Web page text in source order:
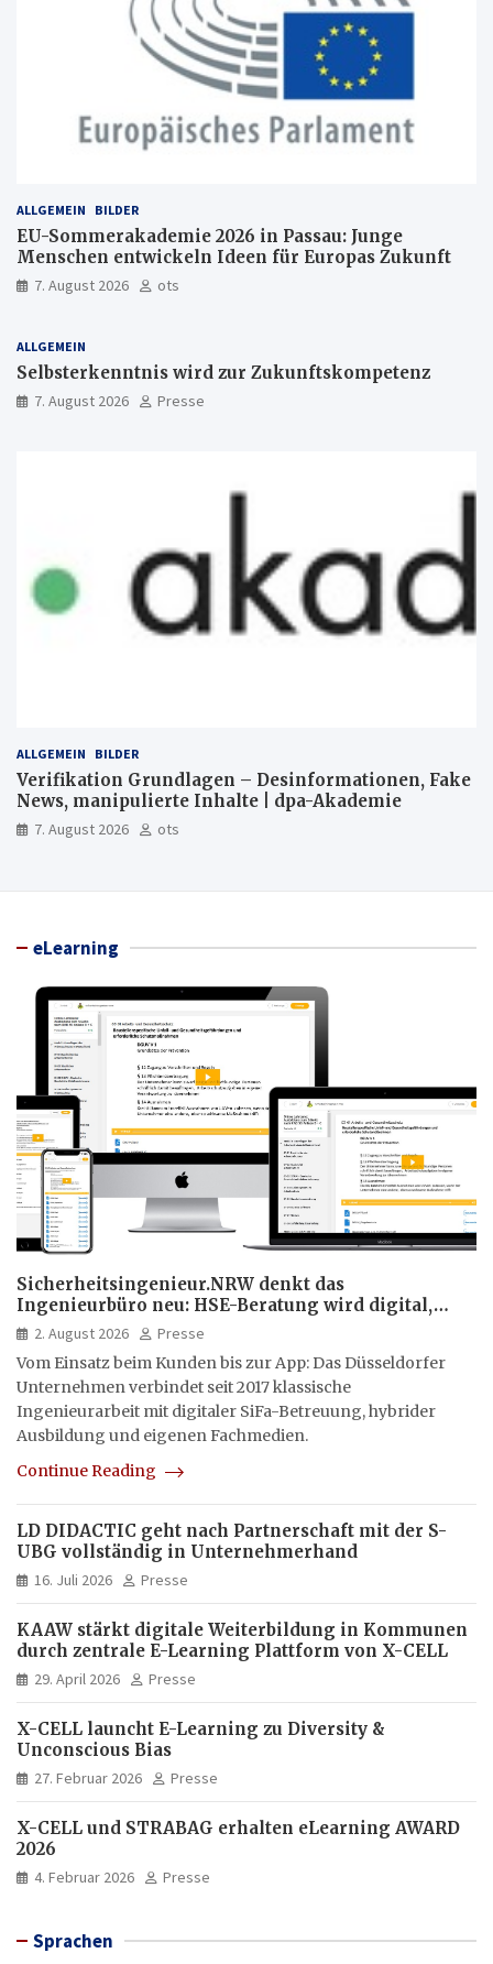
ALLGEMEIN BILDER
EU-Sommerakademie 2026 in Passau: Junge
Menschen entwickeln Ideen für Europas Zukunft
7. August 2026 ots
ALLGEMEIN
Selbsterkenntnis wird zur Zukunftskompetenz
7. August 2026 Presse
ALLGEMEIN BILDER
Verifikation Grundlagen – Desinformationen, Fake
News, manipulierte Inhalte | dpa-Akademie
7. August 2026 ots
eLearning
Sicherheitsingenieur.NRW denkt das
Ingenieurbüro neu: HSE-Beratung wird digital,
hybrid und multimedial
2. August 2026
Presse
Vom Einsatz beim Kunden bis zur App: Das Düsseldorfer
Unternehmen verbindet seit 2017 klassische
Ingenieurarbeit mit digitaler SiFa-Betreuung, hybrider
Ausbildung und eigenen Fachmedien.
Continue Reading
LD DIDACTIC geht nach Partnerschaft mit der S-
UBG vollständig in Unternehmerhand
16. Juli 2026 Presse
KAAW stärkt digitale Weiterbildung in Kommunen
durch zentrale E-Learning Plattform von X-CELL
29. April 2026 Presse
X-CELL launcht E-Learning zu Diversity &
Unconscious Bias
27. Februar 2026 Presse
X-CELL und STRABAG erhalten eLearning AWARD
2026
4. Februar 2026 Presse
Sprachen